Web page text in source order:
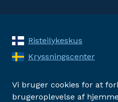
Risteilykeskus
Kryssningscenter
Vi bruger cookies for at
brugeroplevelse af